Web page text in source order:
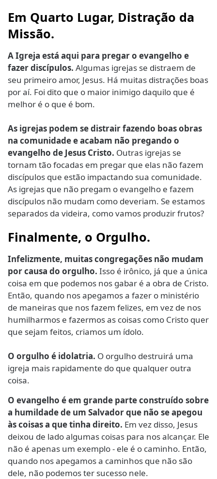
Em Quarto Lugar, Distração da
Missão.
A Igreja está aqui para pregar o evangelho e
fazer discípulos. Algumas igrejas se distraem de
seu primeiro amor, Jesus. Há muitas distrações boas
por aí. Foi dito que o maior inimigo daquilo que é
melhor é o que é bom.
As igrejas podem se distrair fazendo boas obras
na comunidade e acabam não pregando o
evangelho de Jesus Cristo. Outras igrejas se
tornam tão focadas em pregar que elas não fazem
discípulos que estão impactando sua comunidade.
As igrejas que não pregam o evangelho e fazem
discípulos não mudam como deveriam. Se estamos
separados da videira, como vamos produzir frutos?
Finalmente, o Orgulho.
Infelizmente, muitas congregações não mudam
por causa do orgulho. Isso é irônico, já que a única
coisa em que podemos nos gabar é a obra de Cristo.
Então, quando nos apegamos a fazer o ministério
de maneiras que nos fazem felizes, em vez de nos
humilharmos e fazermos as coisas como Cristo quer
que sejam feitos, criamos um ídolo.
O orgulho é idolatria. O orgulho destruirá uma
igreja mais rapidamente do que qualquer outra
coisa.
O evangelho é em grande parte construído sobre
a humildade de um Salvador que não se apegou
às coisas a que tinha direito. Em vez disso, Jesus
deixou de lado algumas coisas para nos alcançar. Ele
não é apenas um exemplo - ele é o caminho. Então,
quando nos apegamos a caminhos que não são
dele, não podemos ter sucesso nele.